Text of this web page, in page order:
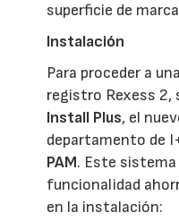
superficie de
Instalación
Para proceder a
registro Rexess 2,
Install Plus, el
departamento de
PAM. Este
funcionalidad
en la instalación: